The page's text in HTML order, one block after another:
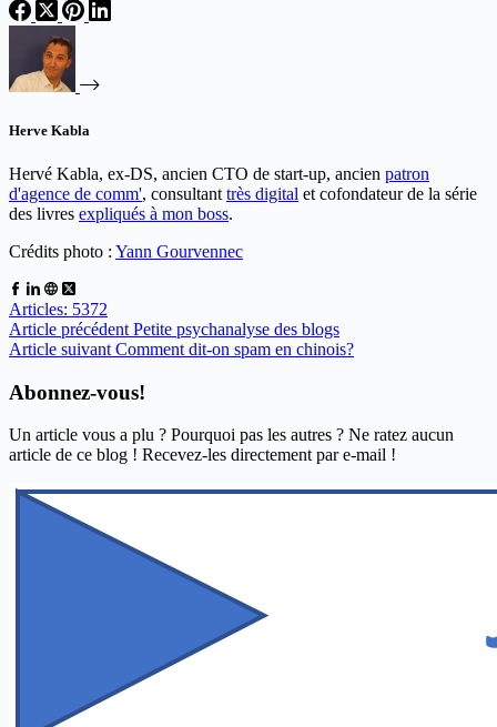
Herve Kabla
Hervé Kabla, ex-DS, ancien CTO de start-up, ancien patron
d'agence de comm', consultant très digital et cofondateur de la série
des livres expliqués à mon boss.
Crédits photo : Yann Gourvennec
Articles: 5372
Article précédent Petite psychanalyse des blogs
Article suivant Comment dit-on spam en chinois?
Abonnez-vous!
Un article vous a plu ? Pourquoi pas les autres ? Ne ratez aucun
article de ce blog ! Recevez-les directement par e-mail !